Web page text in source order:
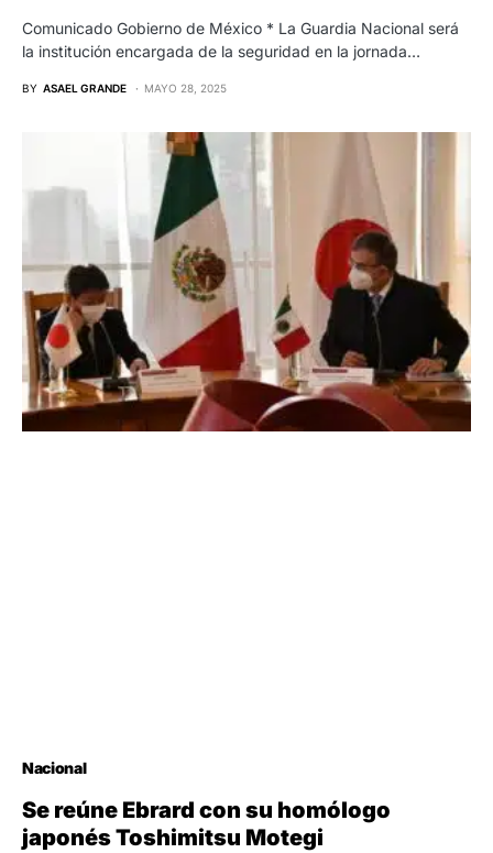
Comunicado Gobierno de México * La Guardia Nacional será
la institución encargada de la seguridad en la jornada…
BY ASAEL GRANDE MAYO 28, 2025
Nacional
Se reúne Ebrard con su homólogo
japonés Toshimitsu Motegi